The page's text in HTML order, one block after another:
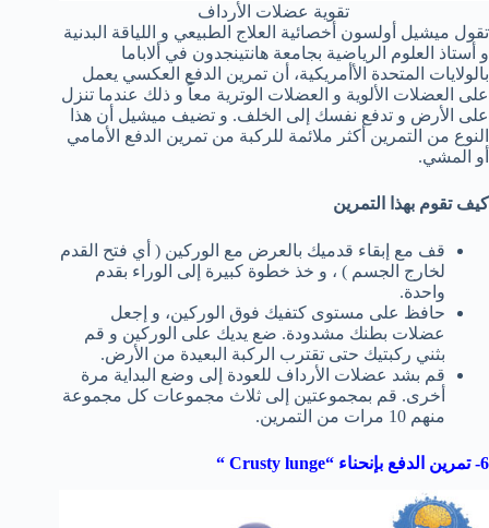
تقوية عضلات الأرداف
تقول ميشيل أولسون أخصائية العلاج الطبيعي و اللياقة البدنية
و أستاذ العلوم الرياضية بجامعة هانتينجدون في ألاباما
بالولايات المتحدة الأأمريكية، أن تمرين الدفع العكسي يعمل
على العضلات الألوية و العضلات الوترية معاً و ذلك عندما تنزل
على الأرض و تدفع نفسك إلى الخلف. و تضيف ميشيل أن هذا
النوع من التمرين أكثر ملائمة للركبة من تمرين الدفع الأمامي
أو المشي.
كيف تقوم بهذا التمرين
قف مع إبقاء قدميك بالعرض مع الوركين ( أي فتح القدم
لخارج الجسم ) ، و خذ خطوة كبيرة إلى الوراء بقدم
واحدة.
حافظ على مستوى كتفيك فوق الوركين، و إجعل
عضلات بطنك مشدودة. ضع يديك على الوركين و قم
بثني ركبتيك حتى تقترب الركبة البعيدة من الأرض.
قم بشد عضلات الأرداف للعودة إلى وضع البداية مرة
أخرى. قم بمجموعتين إلى ثلاث مجموعات كل مجموعة
منهم 10 مرات من التمرين.
6- تمرين الدفع بإنحناء “ Crusty lunge
“